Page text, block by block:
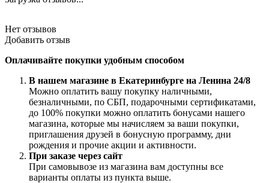
Нет отзывов
Добавить отзыв
Оплачивайте покупки удобным способом
В нашем магазине в Екатеринбурге на Ленина 24/8
Можно оплатить вашу покупку наличными,
безналичными, по СБП, подарочными сертификатами,
до 100% покупки можно оплатить бонусами нашего
магазина, которые мы начисляем за ваши покупки,
приглашения друзей в бонусную программу, дни
рождения и прочие акции и активности.
При заказе через сайт
При самовывозе из магазина вам доступны все
варианты оплаты из пункта выше.